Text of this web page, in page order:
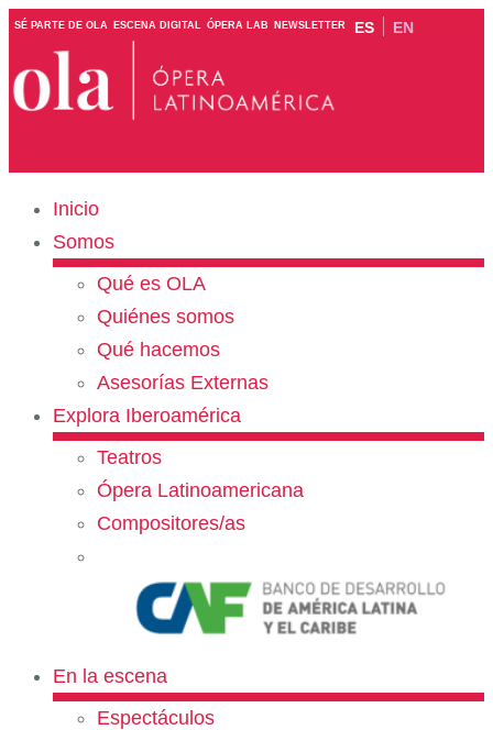
SÉ PARTE DE OLA ESCENA DIGITAL ÓPERA LAB NEWSLETTER ES EN
Inicio
Somos
Qué es OLA
Quiénes somos
Qué hacemos
Asesorías Externas
Explora Iberoamérica
Teatros
Ópera Latinoamericana
Compositores/as
En la escena
Espectáculos